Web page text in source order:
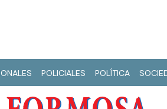
POLICIALES POLÍTICA